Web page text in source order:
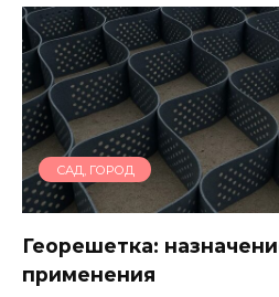
САД, ГОРОД
Георешетка:
применения